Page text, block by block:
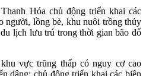
Hóa chủ động triển khai các
người, lồng bè, khu nuôi trồng thủy
lịch lưu trú trong thời gian bão đổ
vực trũng thấp có nguy cơ cao
dâng; chủ động triển khai các biện